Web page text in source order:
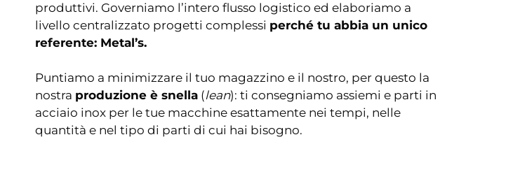
produttivi. Governiamo l’intero flusso logistico ed elaboriamo a
livello centralizzato progetti complessi perché tu abbia un unico
referente: Metal’s.
Puntiamo a minimizzare il tuo magazzino e il nostro, per questo la
nostra produzione è snella (lean): ti consegniamo assiemi e parti in
acciaio inox per le tue macchine esattamente nei tempi, nelle
quantità e nel tipo di parti di cui hai bisogno.